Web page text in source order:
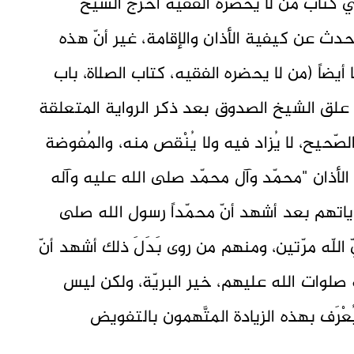
تتحدث عن كيفية الأذان والإقامة، غير أنّ هذه
أيضاً (من لا يحضره الفقيه، كتاب الصلاة، باب
ج1 ص 184- 197)، وقد علق الشيخ الصدوق بعد ذكر الرواية المتعلقة
الصّحيح، لا يُزاد فيه ولا يُنْقص منه، والمُفوضة
"محمّد وآل محمّد صلی الله عليه وآله
بعد أشهد أنّ محمّداً رسول الله صلی
اللّه مرّتين، ومنهم من روى بَدَلَ ذلك أشهد أنّ
صلوات الله عليهم، خير البريّة، ولكن ليس
بهذه الزيادة المتَّهمون بالتفويض